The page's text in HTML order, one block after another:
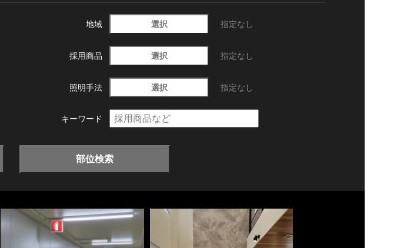
地域 選択 指定なし
採用商品 選択 指定なし
照明手法 選択 指定なし
キーワード
部位検索